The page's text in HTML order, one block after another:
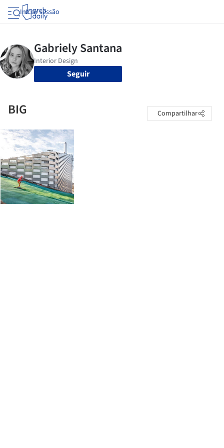
Iniciar sessão
Seguir
BIG Compartilhar